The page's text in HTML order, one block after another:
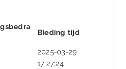
Bieding tijd
2025-03-29
17:27:24